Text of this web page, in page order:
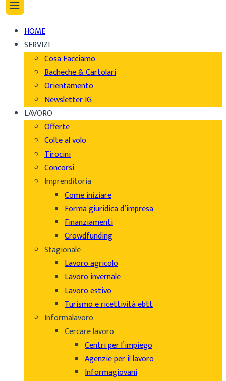
HOME
SERVIZI
Cosa Facciamo
Bacheche & Cartolari
Orientamento
Newsletter IG
LAVORO
Offerte
Colte al volo
Tirocini
Concorsi
Imprenditoria
Come iniziare
Forma giuridica d’impresa
Finanziamenti
Crowdfunding
Stagionale
Lavoro agricolo
Lavoro invernale
Lavoro estivo
Turismo e ricettività ebtt
Informalavoro
Cercare lavoro
Centri per l’impiego
Agenzie per il lavoro
Informagiovani